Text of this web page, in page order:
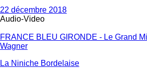
22 décembre 2018
Audio-Video
FRANCE BLEU GIRONDE - Le Grand
Wagner
La Niniche Bordelaise